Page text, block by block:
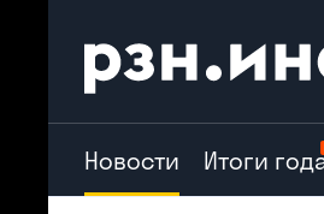
Новости Итоги